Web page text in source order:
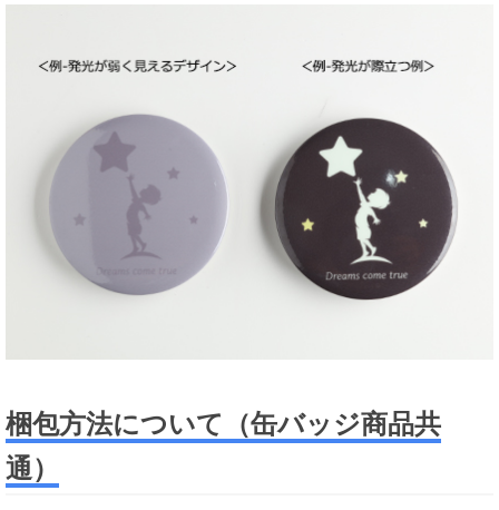
梱包方法について（缶バッジ商品共
通）